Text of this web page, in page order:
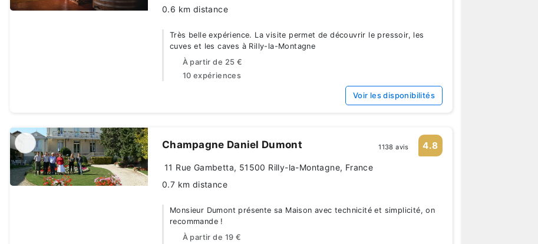
0.6 km distance
Très belle expérience. La visite permet de découvrir le pressoir, les
cuves et les caves à Rilly-la-Montagne
À partir de 25 €
10 expériences
Voir les disponibilités
Champagne Daniel Dumont 1138 avis 4.8
11 Rue Gambetta, 51500 Rilly-la-Montagne, France
0.7 km distance
Monsieur Dumont présente sa Maison avec technicité et simplicité, on
recommande !
À partir de 19 €